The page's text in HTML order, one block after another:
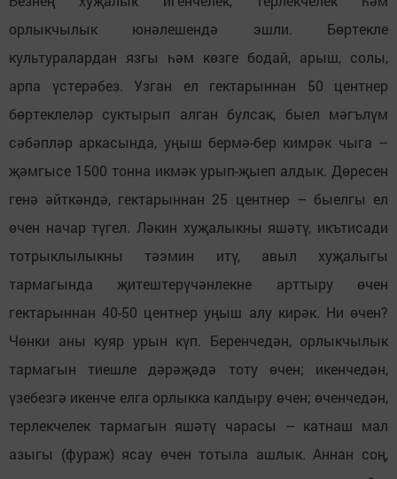
орлыкчылык юнәлешендә эшли. Бөртекле
культуралардан язгы һәм көзге бодай, арыш, солы,
арпа үстерәбез. Узган ел гектарыннан 50 центнер
бөртеклеләр суктырып алган булсак, быел мәгълүм
сәбәпләр аркасында, уңыш бермә-бер кимрәк чыга –
җәмгысе 1500 тонна икмәк урып-җыеп алдык. Дөресен
генә әйткәндә, гектарыннан 25 центнер – быелгы ел
өчен начар түгел. Ләкин хуҗалыкны яшәтү, икътисади
тотрыклылыкны тәэмин итү, авыл хуҗалыгы
тармагында җитештерүчәнлекне арттыру өчен
гектарыннан 40-50 центнер уңыш алу кирәк. Ни өчен?
Чөнки аны куяр урын күп. Беренчедән, орлыкчылык
тармагын тиешле дәрәҗәдә тоту өчен; икенчедән,
үзебезгә икенче елга орлыкка калдыру өчен; өченчедән,
терлекчелек тармагын яшәтү чарасы – катнаш мал
азыгы (фураж) ясау өчен тотыла ашлык. Аннан соң,